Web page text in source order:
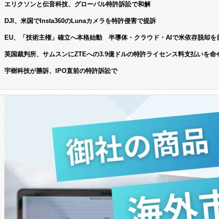
エリクソンと伝音科技、グローバル特許訴訟で和解
DJI、米国でInsta360のLunaカメラを特許侵害で提訴
EU、「技術主権」確立へ本格始動 半導体・クラウド・AIで米依存脱却を
英国裁判所、サムスンにZTEへの3.9億ドルの特許ライセンス料支払いを命
宇樹科技が勝訴、IPO直前の特許訴訟で